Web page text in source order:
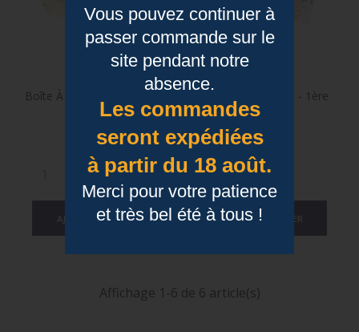
Boîte À Bons Points - 1er De
La Classe
Prix
10,90 €
AJOUTER AU PANIER
Boîte À Bons Points - 1ère
De La Classe
Prix
10,90 €
AJOUTER AU PANIER
Affichage 1-6 de 6 article(s)
Vous pouvez continuer à
passer commande sur le
site pendant notre
absence.
Les commandes
seront expédiées
à partir du 18 août.
Merci pour votre patience
et très bel été à tous !